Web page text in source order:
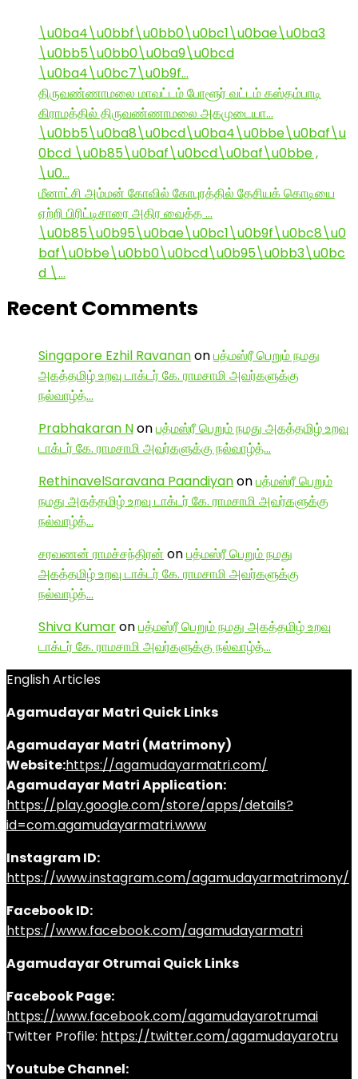
\u0ba4\u0bbf\u0bb0\u0bc1\u0bae\u0ba3
\u0bb5\u0bb0\u0ba9\u0bcd
\u0ba4\u0bc7\u0b9f…
திருவண்ணாமலை மாவட்டம் போளூர் வட்டம் கஸ்தம்பாடி
கிராமத்தில் திருவண்ணாமலை அகமுடையா…
\u0bb5\u0ba8\u0bcd\u0ba4\u0bbe\u0baf\u
0bcd \u0b85\u0baf\u0bcd\u0baf\u0bbe ,
\u0…
மீனாட்சி அம்மன் கோவில் கோபுரத்தில் தேசியக் கொடியை
ஏற்றி பிரிட்டிசாரை அதிர வைத்த …
\u0b85\u0b95\u0bae\u0bc1\u0b9f\u0bc8\u0
baf\u0bbe\u0bb0\u0bcd\u0b95\u0bb3\u0bc
d \…
Recent Comments
Singapore Ezhil Ravananonபத்மஸ்ரீ பெறும் நமது
அகத்தமிழ் உறவு டாக்டர் கே. ராமசாமி அவர்களுக்கு
நல்வாழ்த்…
Prabhakaran Nonபத்மஸ்ரீ பெறும் நமது அகத்தமிழ் உறவு
டாக்டர் கே. ராமசாமி அவர்களுக்கு நல்வாழ்த்…
RethinavelSaravana Paandiyanonபத்மஸ்ரீ பெறும்
நமது அகத்தமிழ் உறவு டாக்டர் கே. ராமசாமி அவர்களுக்கு
நல்வாழ்த்…
சரவணன் ராமச்சந்திரன் onபத்மஸ்ரீ பெறும் நமது
அகத்தமிழ் உறவு டாக்டர் கே. ராமசாமி அவர்களுக்கு
நல்வாழ்த்…
Shiva Kumaronபத்மஸ்ரீ பெறும் நமது அகத்தமிழ் உறவு
டாக்டர் கே. ராமசாமி அவர்களுக்கு நல்வாழ்த்…
English Articles
Agamudayar Matri Quick Links
Agamudayar Matri (Matrimony)
Website:https://agamudayarmatri.com/
Agamudayar Matri Application:
https://play.google.com/store/apps/details?
id=com.agamudayarmatri.www
Instagram ID:
https://www.instagram.com/agamudayarmatrimony/
Facebook ID:
https://www.facebook.com/agamudayarmatri
Agamudayar Otrumai Quick Links
Facebook Page:
https://www.facebook.com/agamudayarotrumai
Twitter Profile: https://twitter.com/agamudayarotru
Youtube Channel: